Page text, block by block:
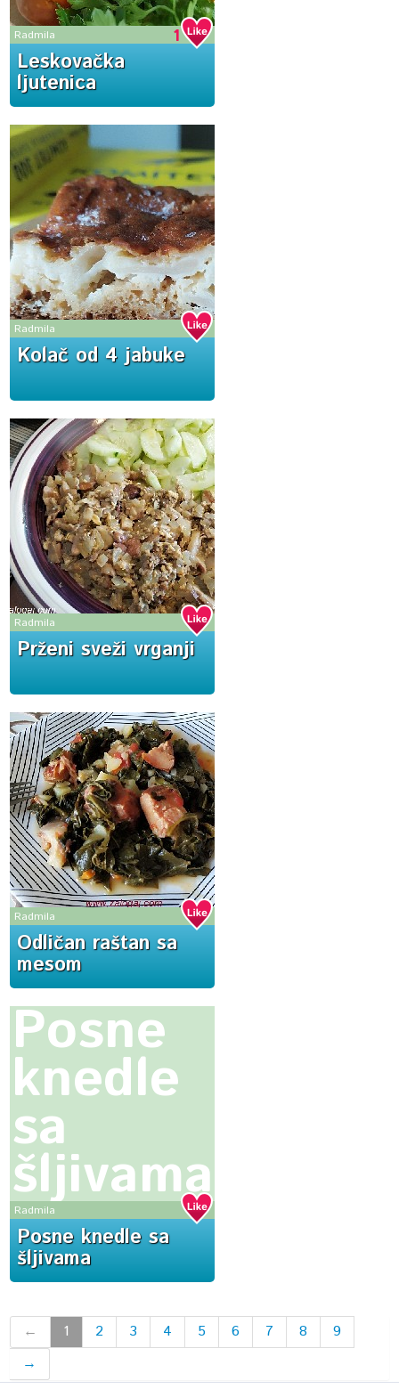
Radmila 1
Leskovačka
ljutenica
Radmila
Kolač od 4 jabuke
Radmila
Prženi sveži vrganji
Radmila
Odličan raštan sa
mesom
Posne
knedle
sa
šljivama
Radmila
Posne knedle sa
šljivama
← 1 2 3 4 5 6 7 8
9
→